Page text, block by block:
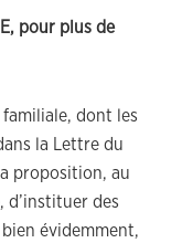
pour plus de
dont les
la Lettre du
proposition, au
d’instituer des
évidemment,